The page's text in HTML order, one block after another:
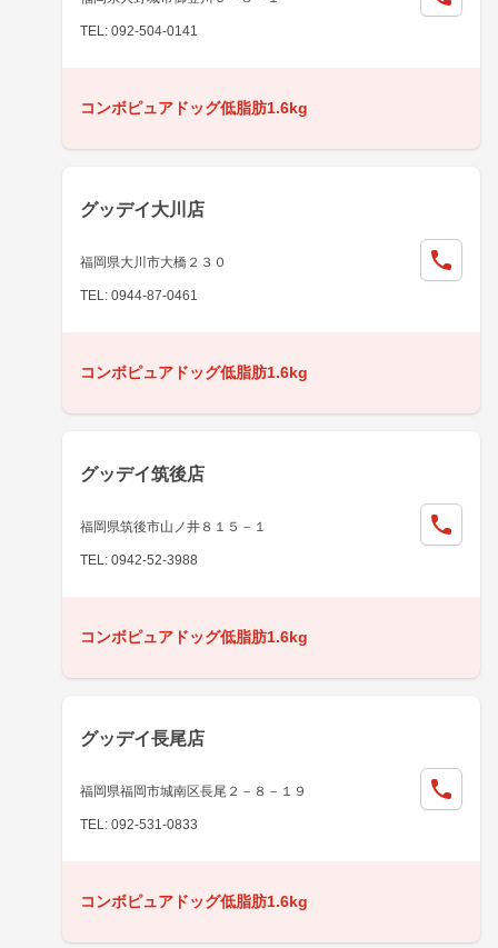
TEL: 092-504-0141
コンボピュアドッグ低脂肪1.6kg
グッデイ大川店
福岡県大川市大橋２３０
TEL: 0944-87-0461
コンボピュアドッグ低脂肪1.6kg
グッデイ筑後店
福岡県筑後市山ノ井８１５－１
TEL: 0942-52-3988
コンボピュアドッグ低脂肪1.6kg
グッデイ長尾店
福岡県福岡市城南区長尾２－８－１９
TEL: 092-531-0833
コンボピュアドッグ低脂肪1.6kg